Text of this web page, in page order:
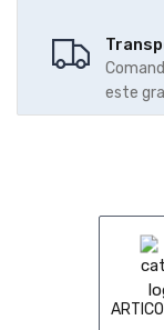
este